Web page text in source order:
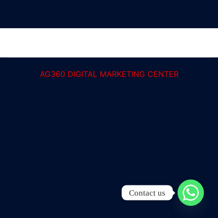
AG360 DIGITAL MARKETING CENTER
Contact us